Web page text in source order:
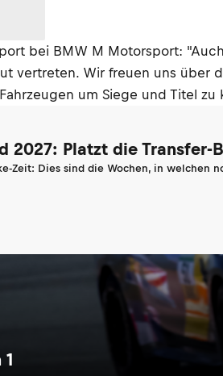
bei BMW M Motorsport:
vertreten. Wir freuen uns über
um Siege und Titel zu
2027: Platzt die Transfer-
Zeit: Dies sind die Wochen, in